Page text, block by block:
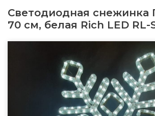
Светодиодная
70 см, белая Rich LED RL-